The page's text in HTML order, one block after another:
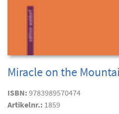
Miracle on the
ISBN: 9783989570474
Artikelnr.: 1859